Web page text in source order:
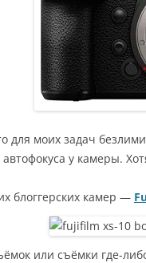
для моих задач
у камеры.
блоггерских камер —
или съёмки где-